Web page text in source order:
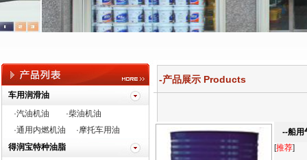
车用润滑油
·汽油机油
·柴油机油
·通用内燃机油
·摩托车用油
得润宝特种油脂
-产品展示 Products
--船用
[推荐]